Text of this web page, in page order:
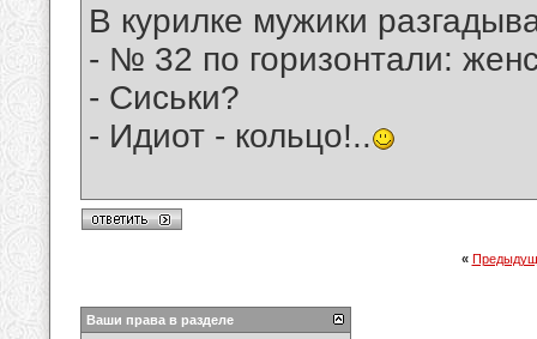
В курилке мужики
- № 32 по горизонтали:
- Сиськи?
- Идиот - кольцо!..
«
Ваши права в разделе